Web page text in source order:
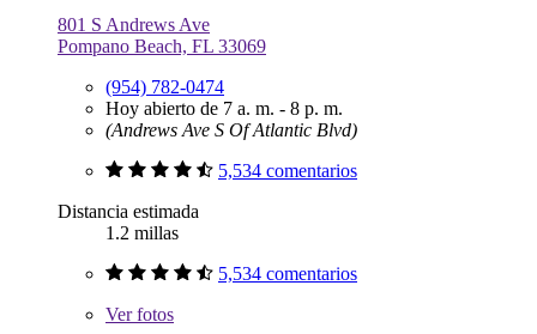
801 S Andrews Ave
Pompano Beach, FL 33069
(954) 782-0474
Hoy abierto de 7 a. m. - 8 p. m.
(Andrews Ave S Of Atlantic Blvd)
5,534 comentarios
Distancia estimada
1.2 millas
5,534 comentarios
Verfotos